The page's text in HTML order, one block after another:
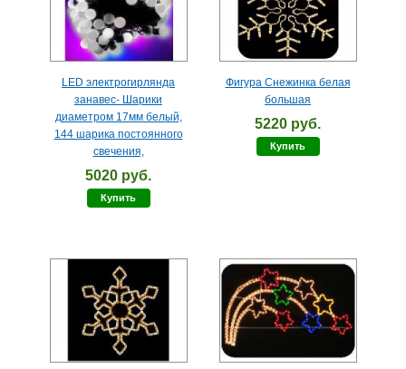
LED электрогирлянда
занавес- Шарики
диаметром 17мм белый,
144 шарика постоянного
свечения,
5020 руб.
Купить
Фигура Снежинка белая
большая
5220 руб.
Купить